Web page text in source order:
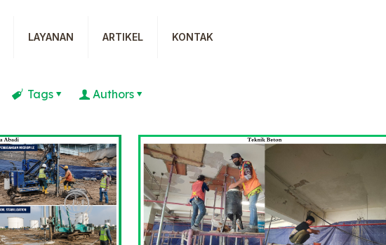
LAYANAN ARTIKEL KONTAK
Tags Authors